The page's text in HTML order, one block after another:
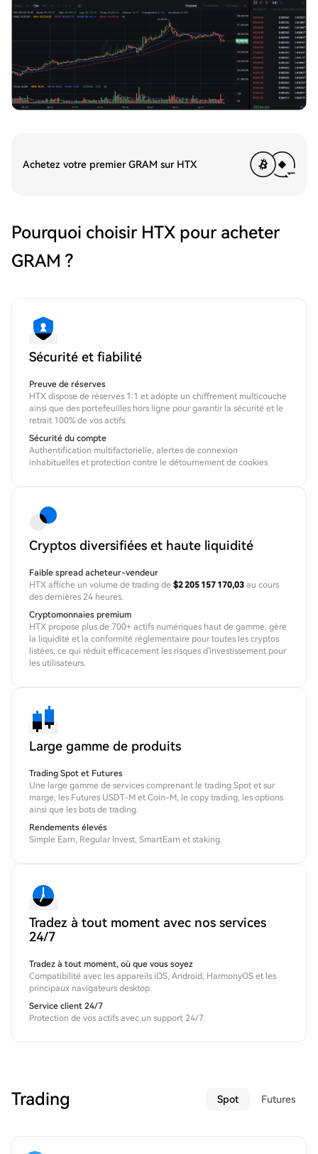
Achetez votre premier GRAM sur HTX
Pourquoi choisir HTX pour acheter
GRAM ?
Sécurité et fiabilité
Preuve de réserves
HTX dispose de réserves 1:1 et adopte un chiffrement multicouche
ainsi que des portefeuilles hors ligne pour garantir la sécurité et le
retrait 100% de vos actifs.
Sécurité du compte
Authentification multifactorielle, alertes de connexion
inhabituelles et protection contre le détournement de cookies
Cryptos diversifiées et haute liquidité
Faible spread acheteur-vendeur
HTX affiche un volume de trading de $2 205 157 170,03 au cours
des dernières 24 heures.
Cryptomonnaies premium
HTX propose plus de 700+ actifs numériques haut de gamme, gère
la liquidité et la conformité réglementaire pour toutes les cryptos
listées, ce qui réduit efficacement les risques d'investissement pour
les utilisateurs.
Large gamme de produits
Trading Spot et Futures
Une large gamme de services comprenant le trading Spot et sur
marge, les Futures USDT-M et Coin-M, le copy trading, les options
ainsi que les bots de trading.
Rendements élevés
Simple Earn, Regular Invest, SmartEarn et staking.
Tradez à tout moment avec nos services
24/7
Tradez à tout moment, où que vous soyez
Compatibilité avec les appareils iOS, Android, HarmonyOS et les
principaux navigateurs desktop.
Service client 24/7
Protection de vos actifs avec un support 24/7
Trading Spot Futures